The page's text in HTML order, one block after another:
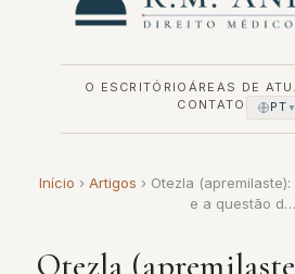
O ESCRITÓRIO ÁREAS DE
CONTATO
PT ▼
Início › Artigos › Otezla
e a questão d…
Otezla